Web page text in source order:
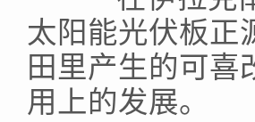
太阳能光伏板正
田里产生的可喜
用上的发展。